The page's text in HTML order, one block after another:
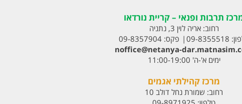
תרבות ופנאי – קריית נורדאו
רחוב:אריה לוין 3, נתניה
09-8355518 פקס:09-8357904
noffice@netanya-
ימים א'-ה' 11:00-19:00
מרכז קהילתי אגמים
רחוב: שמורת נחל דולב 10